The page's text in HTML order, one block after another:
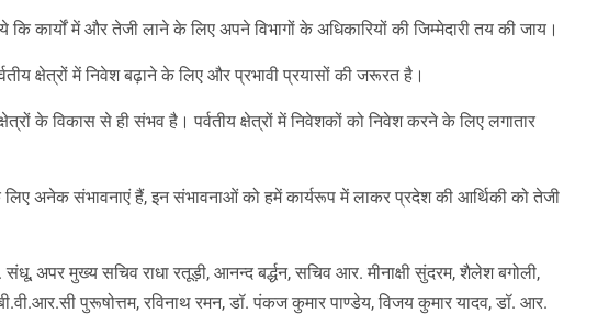
कि कार्यों में और तेजी लाने के लिए अपने विभागों के अधिकारियों की जिम्मेदारी तय की जाय।
क्षेत्रों में निवेश बढ़ाने के लिए और प्रभावी प्रयासों की जरूरत है।
के विकास से ही संभव है। पर्वतीय क्षेत्रों में निवेशकों को निवेश करने के लिए लगातार
लिए अनेक संभावनाएं हैं, इन संभावनाओं को हमें कार्यरूप में लाकर प्रदेश की आर्थिकी को तेजी
अपर मुख्य सचिव राधा रतूड़ी, आनन्द बर्द्धन, सचिव आर. मीनाक्षी सुंदरम, शैलेश बगोली,
पुरूषोत्तम, रविनाथ रमन, डॉ. पंकज कुमार पाण्डेय, विजय कुमार यादव, डॉ. आर.